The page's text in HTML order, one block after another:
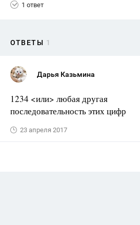
1 ответ
ОТВЕТЫ 1
Дарья Казьмина
1234 <или> любая другая
последовательность этих цифр
23 апреля 2017